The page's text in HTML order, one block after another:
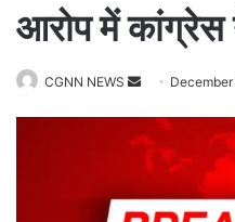
आरोप में कांग्रेस
CGNN NEWS
n
n